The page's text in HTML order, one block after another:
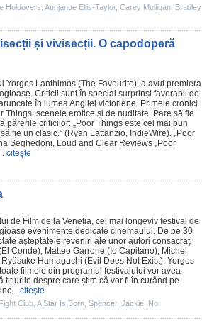
Holdovers Aunjanue Ellis-Taylor, Carey Mulligan Bradley
și vivisecții. O capodoperă
Yorgos Lanthimos (The Favourite), a avut premiera
Criticii sunt în special surprinși favorabil de
în lumea Angliei victoriene. Primele cronici
Things: scenele erotice și de nuditate. Pare să fie
părerile criticilor: „Poor Things este cel mai bun
fie un clasic.” (Ryan Lattanzio, IndieWire). „Poor
Seghedoni, Loud and Clear Reviews „Poor
citeşte
de Film de la Veneția, cel mai longeviv festival de
evenimente dedicate cinemaului. De pe 30
așteptatele reveniri ale unor autori consacrați
El Conde), Matteo Garrone (Io Capitano), Michel
Ryûsuke Hamaguchi (Evil Does Not Exist), Yorgos
filmele din programul festivalului vor avea
despre care știm că vor fi în curând pe
citeşte
Fight Club A Star Is Born Spencer, Jackie No